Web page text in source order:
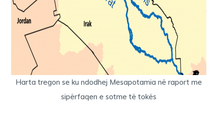
Harta tregon se ku ndodhej Mesapotamia në raport me
sipërfaqen e sotme të tokës